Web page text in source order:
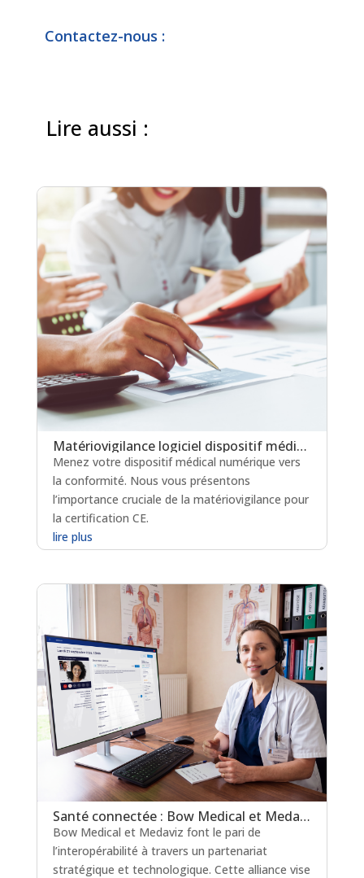
Contactez-nous :
Lire aussi :
Matériovigilance logiciel dispositif médical : un levier clé pour la certification en soins critiques
Menez votre dispositif médical numérique vers
la conformité. Nous vous présentons
l’importance cruciale de la matériovigilance pour
la certification CE.
lire plus
Santé connectée : Bow Medical et Medaviz scellent une alliance technologique
Bow Medical et Medaviz font le pari de
l’interopérabilité à travers un partenariat
stratégique et technologique. Cette alliance vise